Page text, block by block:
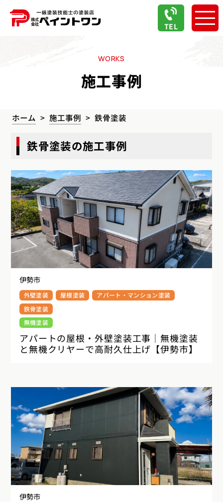
TEL
WORKS
施工事例
ホーム 施工事例 鉄骨塗装
鉄骨塗装の施工事例
伊勢市
外壁塗装 屋根塗装
アパート・マンション塗装
鉄骨塗装
無機塗装
アパートの屋根・外壁塗装工事｜無機塗装
と無機クリヤーで高耐久仕上げ【伊勢市】
伊勢市